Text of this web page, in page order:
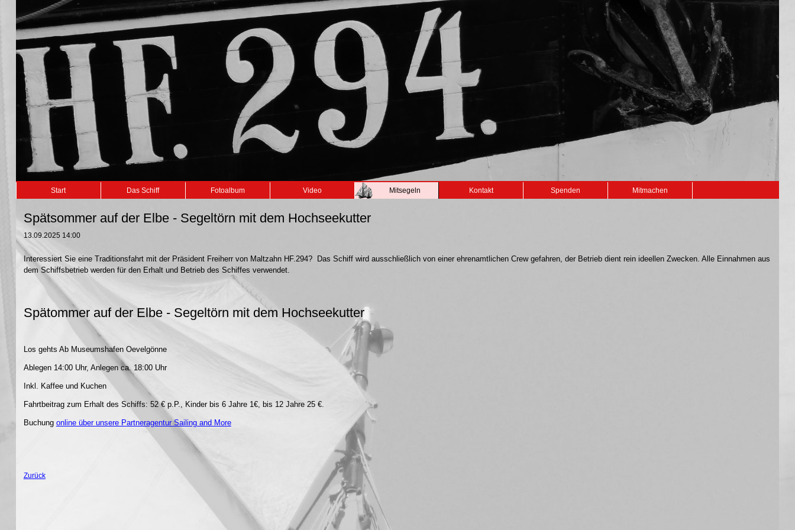
Navigation
überspringen
Start Das Schiff Fotoalbum Video Mitsegeln Kontakt Spenden Mitmachen
Spätsommer auf der Elbe - Segeltörn mit dem Hochseekutter
13.09.2025 14:00
Interessiert Sie eine Traditionsfahrt mit der Präsident Freiherr von Maltzahn HF.294? Das Schiff wird ausschließlich von einer ehrenamtlichen Crew gefahren, der Betrieb dient rein ideellen Zwecken. Alle Einnahmen aus
dem Schiffsbetrieb werden für den Erhalt und Betrieb des Schiffes verwendet.
Spätommer auf der Elbe - Segeltörn mit dem Hochseekutter
Los gehts Ab Museumshafen Oevelgönne
Ablegen 14:00 Uhr, Anlegen ca. 18:00 Uhr
Inkl. Kaffee und Kuchen
Fahrtbeitrag zum Erhalt des Schiffs: 52 € p.P., Kinder bis 6 Jahre 1€, bis 12 Jahre 25 €.
Buchung online über unsere Partneragentur Sailing and More
Zurück